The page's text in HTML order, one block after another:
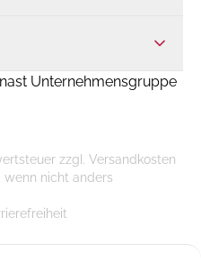
Unternehmensgruppe
zzgl. Versandkosten
nicht anders